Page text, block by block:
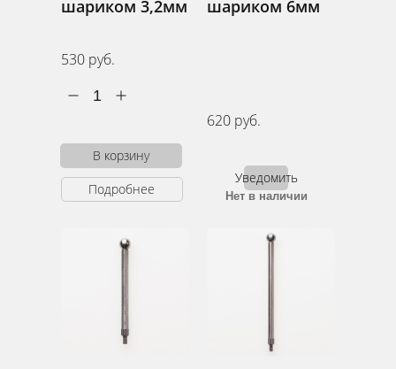
шариком 3,2мм
530 руб.
1
В корзину
Подробнее
шариком 6мм
620 руб.
Уведомить
Нет в наличии